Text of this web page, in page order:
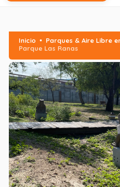
Inicio
Parques & Aire Libre
Parque Las Ranas